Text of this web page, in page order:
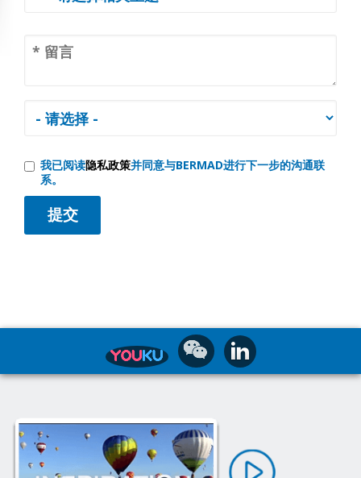
我已阅读隐私政策并同意与BERMAD进行下一步的沟通联
系。